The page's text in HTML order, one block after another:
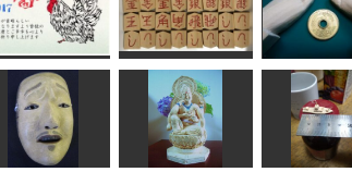
アリエル 年賀状「寅」5
道刃物★所蔵参考作品
年賀状「
平成29年年賀状
道工房
ごいた竹駒
アリモ
ご縁がありま
一歩ず
サイダー